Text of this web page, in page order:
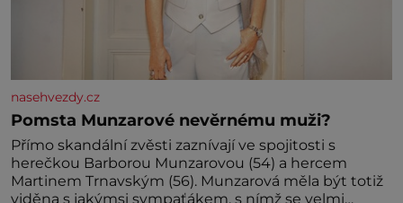
nasehvezdy.cz
Pomsta Munzarové nevěrnému muži?
Přímo skandální zvěsti zaznívají ve spojitosti s
herečkou Barborou Munzarovou (54) a hercem
Martinem Trnavským (56). Munzarová měla být totiž
viděna s jakýmsi sympaťákem, s nímž se velmi